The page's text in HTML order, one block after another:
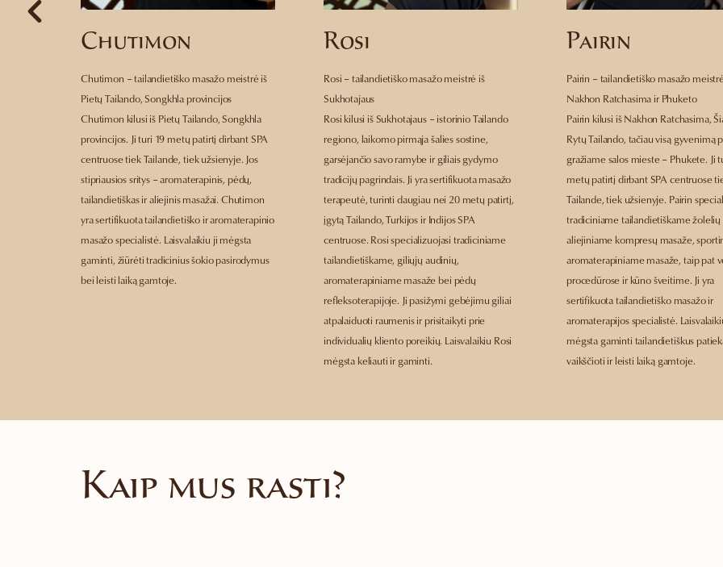
Chutimon
Chutimon – tailandietiško masažo meistrė iš
Pietų Tailando, Songkhla provincijos
Chutimon kilusi iš Pietų Tailando, Songkhla
provincijos. Ji turi 19 metų patirtį dirbant SPA
centruose tiek Tailande, tiek užsienyje. Jos
stipriausios sritys – aromaterapinis, pėdų,
tailandietiškas ir aliejinis masažai. Chutimon
yra sertifikuota tailandietiško ir aromaterapinio
masažo specialistė. Laisvalaikiu ji mėgsta
gaminti, žiūrėti tradicinius šokio pasirodymus
bei leisti laiką gamtoje.
Rosi
Rosi – tailandietiško masažo meistrė iš
Sukhotajaus
Rosi kilusi iš Sukhotajaus – istorinio Tailando
regiono, laikomo pirmąja šalies sostine,
garsėjančio savo ramybe ir giliais gydymo
tradicijų pagrindais. Ji yra sertifikuota masažo
terapeutė, turinti daugiau nei 20 metų patirtį,
įgytą Tailando, Turkijos ir Indijos SPA
centruose. Rosi specializuojasi tradiciniame
tailandietiškame, giliųjų audinių,
aromaterapiniame masaže bei pėdų
refleksoterapijoje. Ji pasižymi gebėjimu giliai
atpalaiduoti raumenis ir prisitaikyti prie
individualių kliento poreikių. Laisvalaikiu Rosi
mėgsta keliauti ir gaminti.
Pairin
Pairin – tailandietiško masažo
Nakhon Ratchasima ir Phuketo
Pairin kilusi iš Nakhon Ratchasima,
Rytų Tailando, tačiau visą gyvenimą
gražiame salos mieste – Phukete. Ji
metų patirtį dirbant SPA centruose
Tailande, tiek užsienyje. Pairin
tradiciniame tailandietiškame žolelių
aliejiniame kompresų masaže,
aromaterapiniame masaže, taip pat
procedūrose ir kūno šveitime. Ji yra
sertifikuota tailandietiško masažo ir
aromaterapijos specialistė.
mėgsta gaminti tailandietiškus
vaikščioti ir leisti laiką gamtoje.
Kaip mus rasti?